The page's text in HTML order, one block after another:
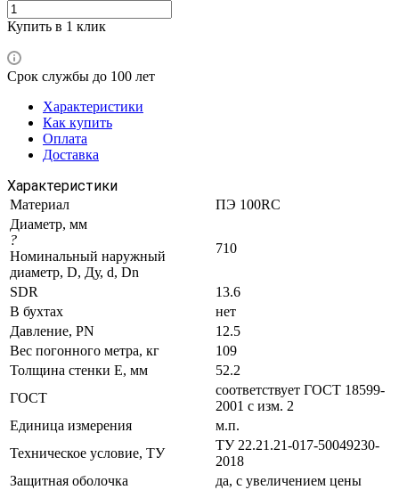
Купить в 1 клик
Срок службы до 100 лет
Характеристики
Как купить
Оплата
Доставка
Характеристики
Материал
ПЭ 100RC
Диаметр, мм
?
Номинальный наружный
диаметр, D, Ду, d, Dn
710
SDR
13.6
В бухтах
нет
Давление, PN
12.5
Вес погонного метра, кг
109
Толщина стенки E, мм
52.2
ГОСТ
соответствует ГОСТ 18599-
2001 с изм. 2
Единица измерения
м.п.
Техническое условие, ТУ
ТУ 22.21.21-017-50049230-
2018
Защитная оболочка
да, с увеличением цены